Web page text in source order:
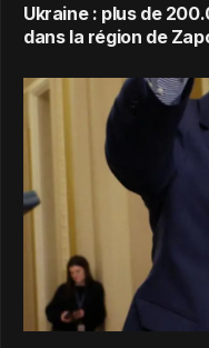
Ukraine : plus de
dans la région de